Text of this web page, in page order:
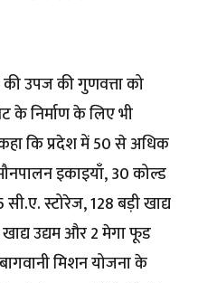
उपज की गुणवत्ता को
के निर्माण के लिए भी
कि प्रदेश में 50 से अधिक
इकाइयाँ, 30 कोल्ड
स्टोरेज, 128 बड़ी खाद्य
उद्यम और 2 मेगा फूड
मिशन योजना के